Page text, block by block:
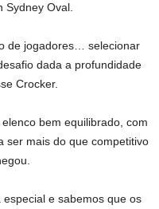
Oval.
de jogadores… selecionar
dada a profundidade
Crocker.
bem equilibrado, com
ser mais do que competitivo
e sabemos que os